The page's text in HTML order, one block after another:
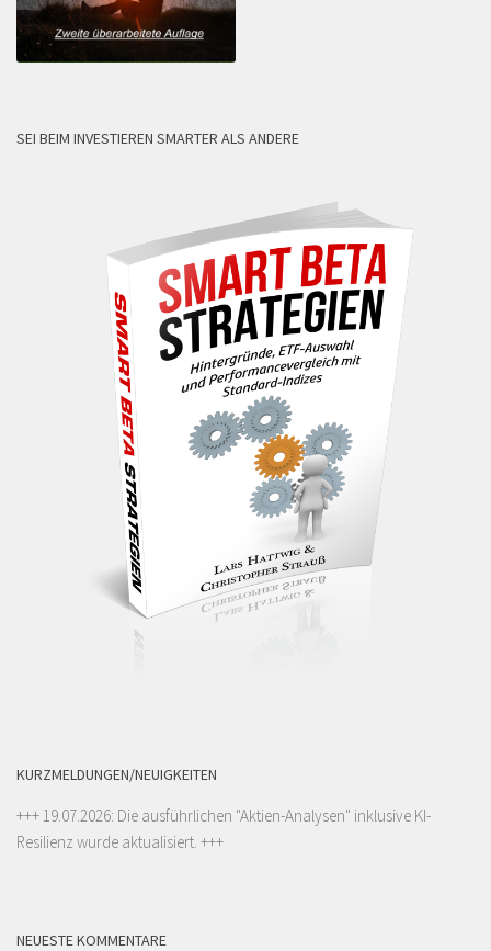
SEI BEIM INVESTIEREN SMARTER ALS ANDERE
KURZMELDUNGEN/NEUIGKEITEN
+++ 19.07.2026: Die ausführlichen "Aktien-Analysen" inklusive KI-
Resilienz wurde aktualisiert. +++
NEUESTE KOMMENTARE